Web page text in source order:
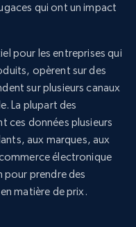
qui ont un impact
pour les entreprises qui
opèrent sur des
sur plusieurs canaux
La plupart des
ces données plusieurs
aux marques, aux
électronique
prendre des
matière de prix.